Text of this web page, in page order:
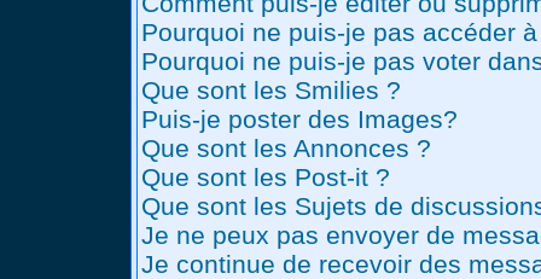
Pourquoi ne puis-je pas accéder
Pourquoi ne puis-je pas voter
Que sont les Smilies ?
Puis-je poster des Images?
Que sont les Annonces ?
Que sont les Post-it ?
Que sont les Sujets de
Je ne peux pas envoyer de
Je continue de recevoir des